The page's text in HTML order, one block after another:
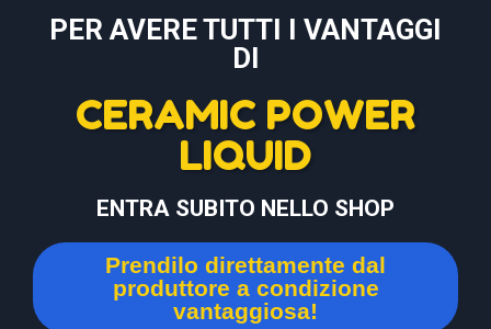
PER AVERE TUTTI I VANTAGGI
DI
CERAMIC POWER
LIQUID
ENTRA SUBITO NELLO SHOP
Prendilo direttamente dal
produttore a condizione
vantaggiosa!